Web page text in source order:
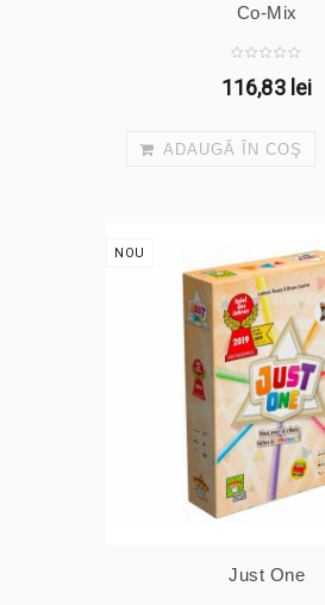
Co-Mix
116,83 lei
ADAUGĂ ÎN COŞ
NOU
Just One